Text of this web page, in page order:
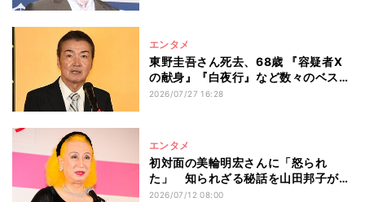
エンタメ
東野圭吾さん死去、68歳 『容疑者X
の献身』『白夜行』など数々のベスト
セラー
2026/07/27 16:28
エンタメ
初対面の美輪明宏さんに「怒られ
た」 知られざる秘話を山田邦子が打
ち明ける「呼び出されて…」「承知し
2026/07/12 08:00